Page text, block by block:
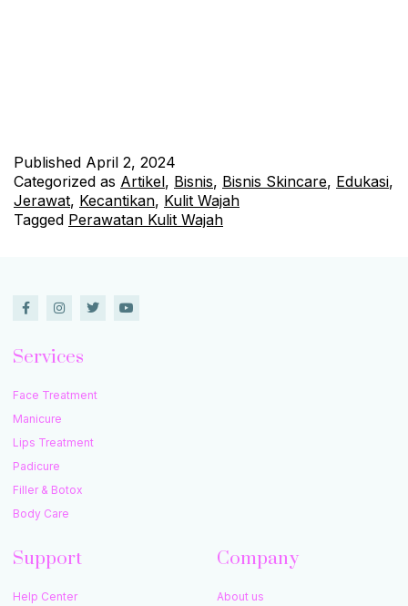
Published April 2, 2024
Categorized as Artikel, Bisnis, Bisnis Skincare, Edukasi,
Jerawat, Kecantikan, Kulit Wajah
Tagged Perawatan Kulit Wajah
Services
Face Treatment
Manicure
Lips Treatment
Padicure
Filler & Botox
Body Care
Support
Help Center
Company
About us